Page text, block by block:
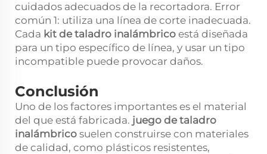
cuidados adecuados de la recortadora. Error
común 1: utiliza una línea de corte inadecuada.
Cada kit de taladro inalámbrico está diseñada
para un tipo específico de línea, y usar un tipo
incompatible puede provocar daños.
Conclusión
Uno de los factores importantes es el material
del que está fabricada. juego de taladro
inalámbrico suelen construirse con materiales
de calidad, como plásticos resistentes,